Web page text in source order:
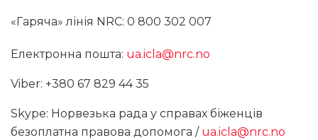
«Гаряча» лінія NRC: 0 800 302 007
Електронна пошта: ua.icla@nrc.no
Viber: +380 67 829 44 35
Skype: Норвезька рада у справах біженців
безоплатна правова допомога / ua.icla@nrc.no